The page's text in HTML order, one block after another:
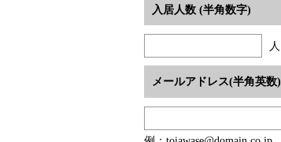
入居人数 (半角数字)
人
メールアドレス(半角英数)